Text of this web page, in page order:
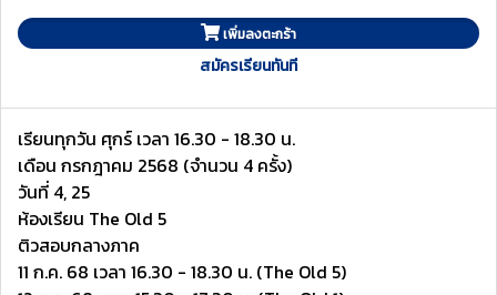
เพิ่มลงตะกร้า
สมัครเรียนทันที
เรียนทุกวัน ศุกร์ เวลา 16.30 - 18.30 น.
เดือน กรกฎาคม 2568 (จำนวน 4 ครั้ง)
วันที่ 4, 25
ห้องเรียน The Old 5
ติวสอบกลางภาค
11 ก.ค. 68 เวลา 16.30 - 18.30 น. (The Old 5)